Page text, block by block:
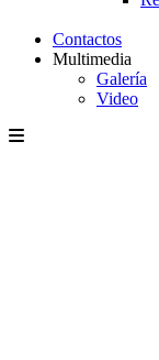
Contactos
Multimedia
Galería
Video